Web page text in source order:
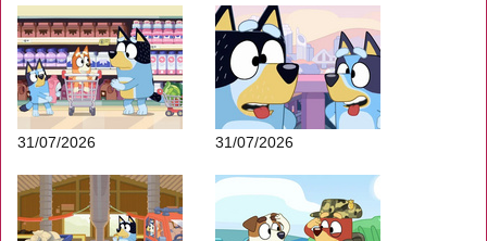
31/07/2026 31/07/2026